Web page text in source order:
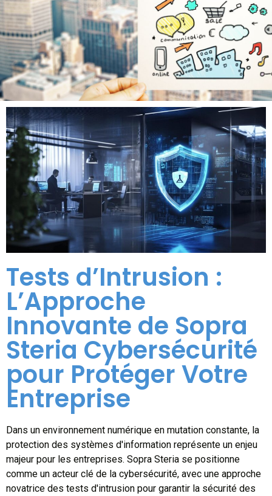
Tests d’Intrusion :
L’Approche
Innovante de Sopra
Steria Cybersécurité
pour Protéger Votre
Entreprise
Dans un environnement numérique en mutation constante, la
protection des systèmes d'information représente un enjeu
majeur pour les entreprises. Sopra Steria se positionne
comme un acteur clé de la cybersécurité, avec une approche
novatrice des tests d'intrusion pour garantir la sécurité des